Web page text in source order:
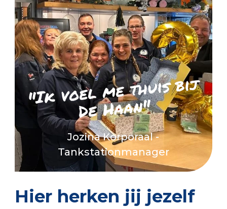
"Ik voel
me thuis bij
De Haan"
Jozina Korporaal -
Tankstationmanager
Hier herken jij jezelf